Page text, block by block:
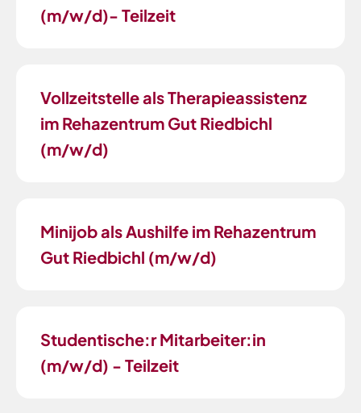
(m/w/d)- Teilzeit
Vollzeitstelle als Therapieassistenz
im Rehazentrum Gut Riedbichl
(m/w/d)
Minijob als Aushilfe im Rehazentrum
Gut Riedbichl (m/w/d)
Studentische:r Mitarbeiter:in
(m/w/d) - Teilzeit